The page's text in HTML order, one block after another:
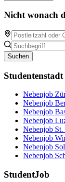
Nicht wonach
Suchen
Studentenstadt
Nebenjob
Nebenjob
Nebenjob
Nebenjob
Nebenjob St.
Nebenjob
Nebenjob
Nebenjob
StudentJob